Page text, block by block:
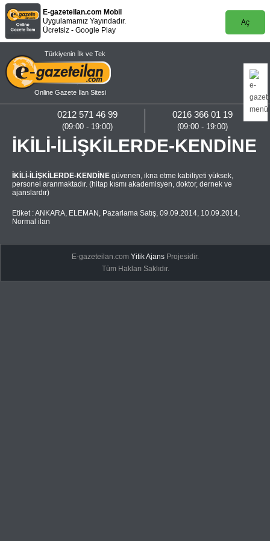
E-gazeteilan.com Mobil
Uygulamamız Yayındadır.
Ücretsiz - Google Play
Aç
Türkiyenin İlk ve Tek
Online Gazete İlan Sitesi
0216 366 01 19
(09:00 - 19:00)
0212 571 46 99
(09:00 - 19:00)
İKİLİ-İLİŞKİLERDE-KENDİNE
İKİLİ-İLİŞKİLERDE-KENDİNE güvenen, ikna etme kabiliyeti yüksek,
personel aranmaktadır. (hitap kısmı akademisyen, doktor, dernek ve
ajanslardır)
Etiket :ANKARA, ELEMAN , Pazarlama Satış, 09.09.2014, 10.09.2014,
Normal ilan
E-gazeteilan.comYitik Ajans Projesidir.
Tüm Hakları Saklıdır.